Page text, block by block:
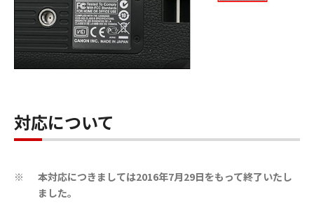
対応について
※
本対応につきましては2016年7月29日をもって終了いたし
ました。